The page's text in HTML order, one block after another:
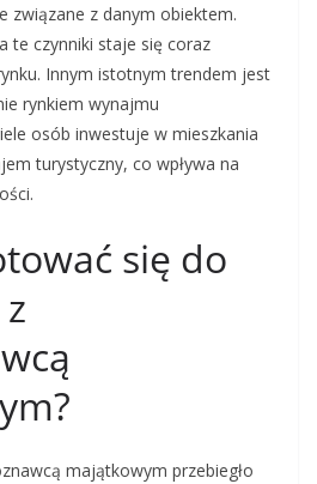
związane z danym obiektem.
te czynniki staje się coraz
Innym istotnym trendem jest
rynkiem wynajmu
osób inwestuje w mieszkania
turystyczny, co wpływa na
się do
majątkowym przebiegło